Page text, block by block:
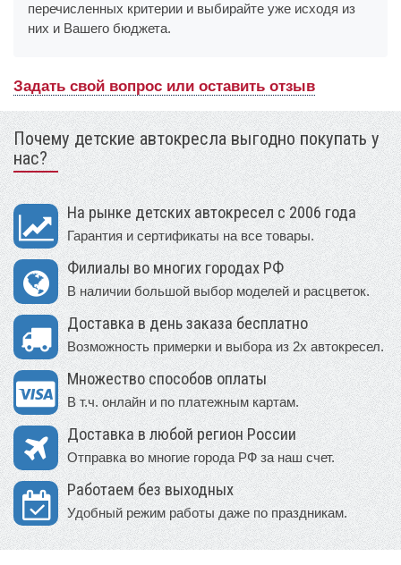
перечисленных критерии и выбирайте уже исходя из
них и Вашего бюджета.
Задать свой вопрос или оставить отзыв
Почему детские автокресла выгодно покупать у
нас?
На рынке детских автокресел с 2006 года
Гарантия и сертификаты на все товары.
Филиалы во многих городах РФ
В наличии большой выбор моделей и расцветок.
Доставка в день заказа бесплатно
Возможность примерки и выбора из 2х автокресел.
Множество способов оплаты
В т.ч. онлайн и по платежным картам.
Доставка в любой регион России
Отправка во многие города РФ за наш счет.
Работаем без выходных
Удобный режим работы даже по праздникам.